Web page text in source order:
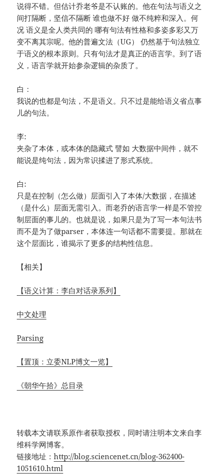
说得不错。但估计乔老爷是不认账的。他在句法与语义之
间打隔断，坚信不隔断 谁也做不好 做不纯粹和深入。何
况 语义是全人类共同的 哪有句法有性格和多姿多彩又万
变不离其宗呢。他的普遍文法（UG） 仍然基于句法独立
于语义的根本原则。只有句法才是真正的语言学。到了语
义，语言学就开始参杂逻辑的杂质了。
白：
我说的也都是句法，不是语义。只不过是能给语义省点事
儿的句法。
李:
夹杂了本体，或本体的隐藏式 譬如 大数据中间件，就不
能说是纯句法，因为常识揉进了形式系统。
白:
只是在控制（怎么做）层面引入了本体/大数据，在描述
（是什么）层面无需引入。而老乔的语言学一样是不管控
制层面的事儿的。也就是说，如果只是为了写一本句法书
而不是为了做parser，本体连一句话都不需要提。那就在
这个层面比，谁揭示了更多的结构性信息。
【相关】
【语义计算：李白对话录系列】
中文处理
Parsing
【置顶：立委NLP博文一览】
《朝华午拾》总目录
转载本文请联系原作者获取授权，同时请注明本文来自李
维科学网博客。
链接地址：http://blog.sciencenet.cn/blog-362400-
1051610.html